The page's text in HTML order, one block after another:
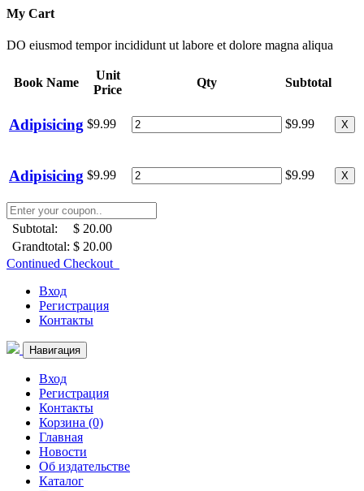
My Cart
DO eiusmod tempor incididunt ut labore et dolore magna aliqua
Book Name
Unit
Price
Qty Subtotal
Adipisicing $9.99 $9.99 X
Adipisicing $9.99 $9.99 X
Subtotal:
$ 20.00
Grandtotal: $ 20.00
Continued Checkout
Вход
Регистрация
Контакты
Навигация
Вход
Регистрация
Контакты
Корзина (0)
Главная
Новости
Об издательстве
Каталог